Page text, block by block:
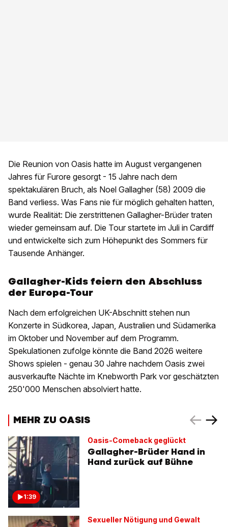
Die Reunion von Oasis hatte im August vergangenen
Jahres für Furore gesorgt - 15 Jahre nach dem
spektakulären Bruch, als Noel Gallagher (58) 2009 die
Band verliess. Was Fans nie für möglich gehalten hatten,
wurde Realität: Die zerstrittenen Gallagher-Brüder traten
wieder gemeinsam auf. Die Tour startete im Juli in Cardiff
und entwickelte sich zum Höhepunkt des Sommers für
Tausende Anhänger.
Gallagher-Kids feiern den Abschluss
der Europa-Tour
Nach dem erfolgreichen UK-Abschnitt stehen nun
Konzerte in Südkorea, Japan, Australien und Südamerika
im Oktober und November auf dem Programm.
Spekulationen zufolge könnte die Band 2026 weitere
Shows spielen - genau 30 Jahre nachdem Oasis zwei
ausverkaufte Nächte im Knebworth Park vor geschätzten
250'000 Menschen absolviert hatte.
MEHR ZU OASIS
1:39
Oasis-Comeback geglückt
Gallagher-Brüder Hand in
Hand zurück auf Bühne
Sexueller Nötigung und Gewalt